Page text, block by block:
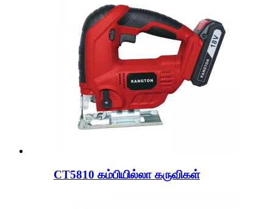
CT5810 கம்பியில்லா கருவிகள்